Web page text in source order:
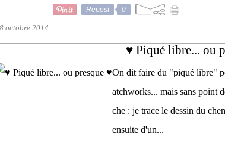
Repost
0
octobre 2014
♥ Piqué libre... ou
On dit faire du "piqué libre"
atchworks... mais sans point
che : je trace le dessin du
ensuite d'un...